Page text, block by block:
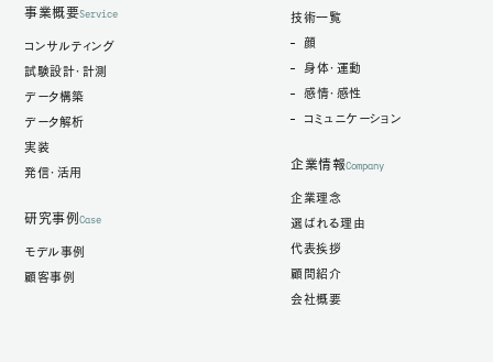
事業概要Service
コンサルティング
試験設計・計測
データ構築
データ解析
実装
発信・活用
研究事例Case
モデル事例
顧客事例
技術一覧
顔
身体・運動
感情・感性
コミュニケーション
企業情報Company
企業理念
選ばれる理由
代表挨拶
顧問紹介
会社概要